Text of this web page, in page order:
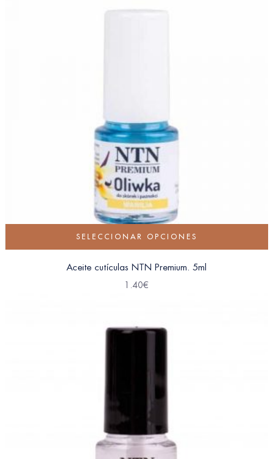
SELECCIONAR OPCIONES
Aceite cutículas NTN Premium. 5ml
1.40€